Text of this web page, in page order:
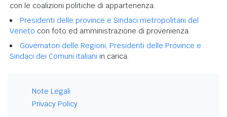
con le coalizioni politiche di appartenenza.
Presidenti delle province e Sindaci metropolitani del
Veneto con foto ed amministrazione di provenienza.
Governatori delle Regioni, Presidenti delle Province e
Sindaci dei Comuni italiani in carica.
Note Legali
Privacy Policy